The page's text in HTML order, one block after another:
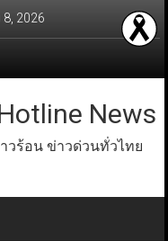
2026
News
วร้อน ข่าวด่วนทั่วไทย